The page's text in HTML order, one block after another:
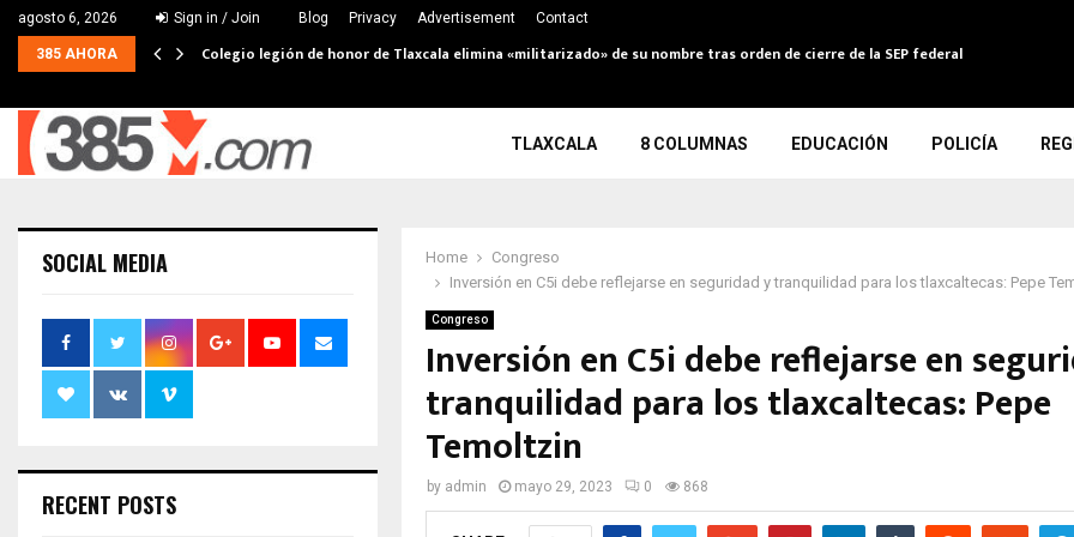
agosto 6, 2026 Sign in / Join Blog Privacy Advertisement Contact
385 AHORA Colegio legión de honor de Tlaxcala elimina «militarizado» de su nombre tras orden de cierre de la SEP federal
TLAXCALA 8 COLUMNAS EDUCACIÓN POLICÍA
Home
Congreso
Inversión en C5i debe reflejarse en seguridad y tranquilidad para los tlaxcaltecas: Pepe
Congreso
Inversión en C5i debe reflejarse en
tranquilidad para los tlaxcaltecas: Pepe
Temoltzin
by admin mayo 29, 2023 0 868
SOCIAL MEDIA
RECENT POSTS